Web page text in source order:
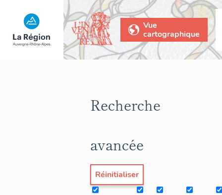
Vue
cartographique
Recherche
avancée
Réinitialiser